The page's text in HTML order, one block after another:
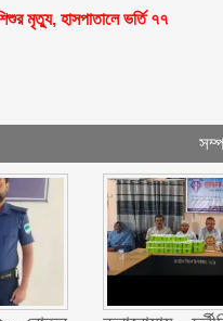
মৃত্যু, হাসপাতালে ভর্তি ৭৭